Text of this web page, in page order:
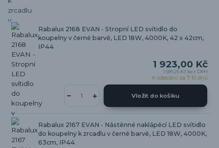
Rabalux 2168 EVAN - Stropní LED svítidlo do
koupelny v černé barvě, LED 18W, 4000K, 42 x 42cm,
IP44
1 923,00 Kč
1 589,26 Kč bez DPH
K odeslání za 7-10 dnů
Vložit do košíku
Rabalux 2167 EVAN - Nástěnné naklápěcí LED svítidlo
do koupelny k zrcadlu v černé barvě, LED 18W, 4000K,
63cm, IP44